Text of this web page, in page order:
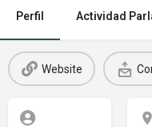
Perfil Actividad
Website